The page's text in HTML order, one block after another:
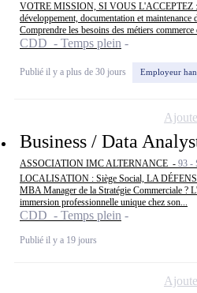
VOTRE MISSION, SI VOUS L'ACCEPTEZ :
développement, documentation et
Comprendre les besoins des métiers commerce
CDD - Temps plein
Publié il y a plus de 30 jours Employeur
Business / Data
ASSOCIATION IMC ALTERNANCE - 93 -
LOCALISATION : Siège Social, LA
MBA Manager de la Stratégie Commerciale ?
immersion professionnelle unique chez son...
CDD - Temps plein
Publié il y a 19 jours